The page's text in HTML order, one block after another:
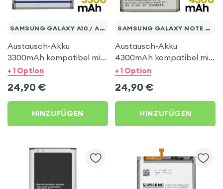
SAMSUNG GALAXY A10 / A7 2018
Austausch-Akku
3300mAh kompatibel mit
Samsung Galaxy A7 2018
+ 1 Option
24,90 €
HINZUFÜGEN
SAMSUNG GALAXY NOTE 20
Austausch-Akku
4300mAh kompatibel mit
Samsung Galaxy Note 20
+ 1 Option
24,90 €
HINZUFÜGEN